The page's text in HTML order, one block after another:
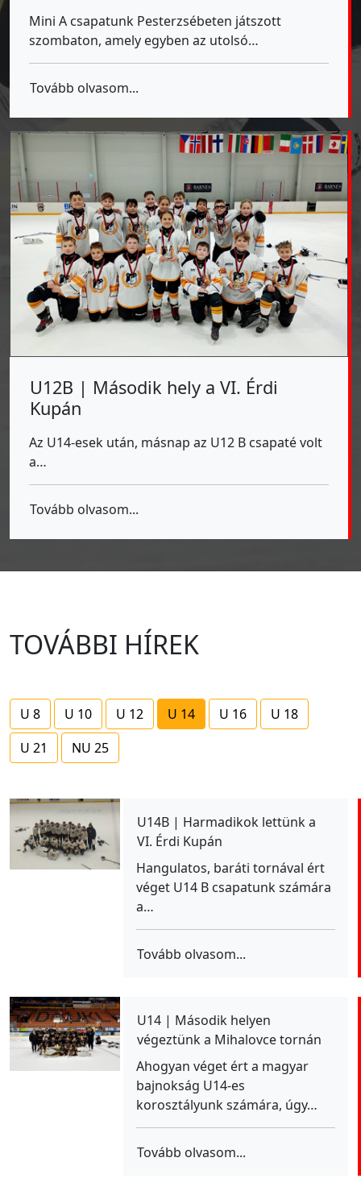
Mini A csapatunk Pesterzsébeten játszott
szombaton, amely egyben az utolsó…
Tovább olvasom...
U12B | Második hely a VI. Érdi
Kupán
Az U14-esek után, másnap az U12 B csapaté volt
a…
Tovább olvasom...
TOVÁBBI HÍREK
U 8 U 10 U 12 U 14 U 16
U 18
U 21
NU 25
U14B | Harmadikok lettünk a
VI. Érdi Kupán
Hangulatos, baráti tornával ért
véget U14 B csapatunk számára
a…
Tovább olvasom...
U14 | Második helyen
végeztünk a Mihalovce tornán
Ahogyan véget ért a magyar
bajnokság U14-es
korosztályunk számára, úgy…
Tovább olvasom...